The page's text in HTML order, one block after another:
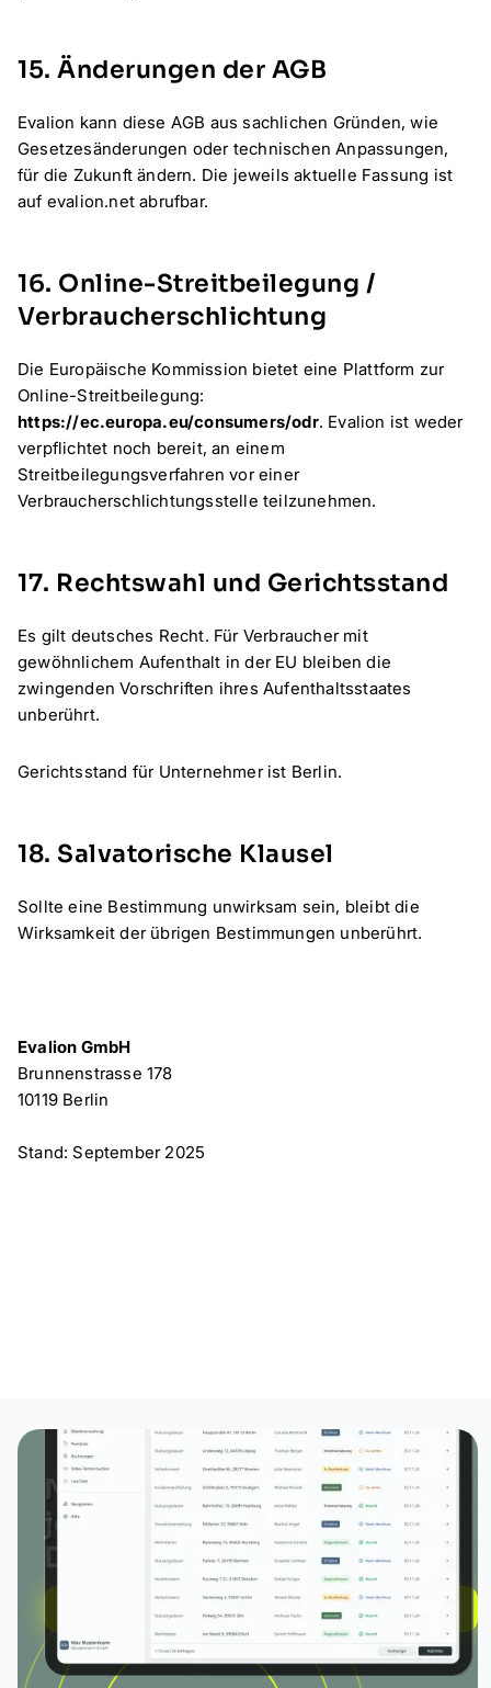
15. Änderungen der AGB
Evalion kann diese AGB aus sachlichen Gründen, wie
Gesetzesänderungen oder technischen Anpassungen,
für die Zukunft ändern. Die jeweils aktuelle Fassung ist
auf evalion.net abrufbar.
16. Online-Streitbeilegung /
Verbraucherschlichtung
Die Europäische Kommission bietet eine Plattform zur
Online-Streitbeilegung:
https://ec.europa.eu/consumers/odr. Evalion ist weder
verpflichtet noch bereit, an einem
Streitbeilegungsverfahren vor einer
Verbraucherschlichtungsstelle teilzunehmen.
17. Rechtswahl und Gerichtsstand
Es gilt deutsches Recht. Für Verbraucher mit
gewöhnlichem Aufenthalt in der EU bleiben die
zwingenden Vorschriften ihres Aufenthaltsstaates
unberührt.
Gerichtsstand für Unternehmer ist Berlin.
18. Salvatorische Klausel
Sollte eine Bestimmung unwirksam sein, bleibt die
Wirksamkeit der übrigen Bestimmungen unberührt.
Evalion GmbH
Brunnenstrasse 178
10119 Berlin
Stand: September 2025
Nutzen Sie Evalion für
jegliche Gutachten &
Dokumente
Jetzt registrieren